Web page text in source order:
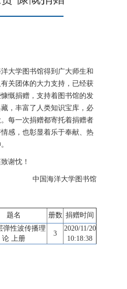
大学图书馆得到广大师生和
关团体的大力支持，已经获
慨捐赠，支持着图书馆的发
，丰富了人类知识宝库，必
每一次捐赠都寄托着捐赠者
感，也彰显着乐于奉献、热
谢忱！
中国海洋大学图书馆
题名 册数 捐赠时间
弹性波传播理
论 上册
3
2020/11/20
10:18:38